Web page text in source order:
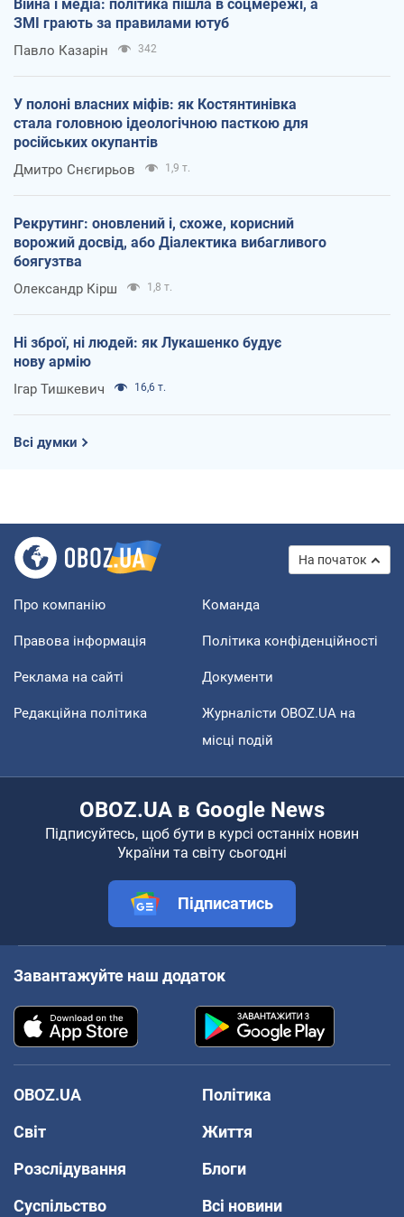
Війна і медіа: політика пішла в соцмережі, а
ЗМІ грають за правилами ютуб
Павло Казарін 342
У полоні власних міфів: як Костянтинівка
стала головною ідеологічною пасткою для
російських окупантів
Дмитро Снєгирьов 1,9 т.
Рекрутинг: оновлений і, схоже, корисний
ворожий досвід, або Діалектика вибагливого
боягузтва
Олександр Кірш 1,8 т.
Ні зброї, ні людей: як Лукашенко будує
нову армію
Ігар Тишкевич 16,6 т.
Всі думки
На початок
Про компанію Команда
Правова інформація Політика конфіденційності
Реклама на сайті Документи
Редакційна політика
Журналісти OBOZ.UA на
місці подій
OBOZ.UA в Google News
Підписуйтесь, щоб бути в курсі останніх новин
України та світу сьогодні
Підписатись
Завантажуйте наш додаток
OBOZ.UA
Політика
Світ
Життя
Розслідування
Блоги
Суспільство
Всі новини